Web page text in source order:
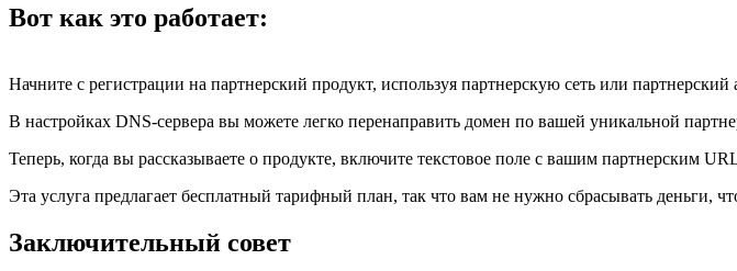
Вот как это работает:
Начните с регистрации на партнерский продукт, используя партнерскую сеть или
В настройках DNS-сервера вы можете легко перенаправить домен по вашей уникальной
Теперь, когда вы рассказываете о продукте, включите текстовое поле с вашим партнерским
Эта услуга предлагает бесплатный тарифный план, так что вам не нужно сбрасывать деньги,
Заключительный совет